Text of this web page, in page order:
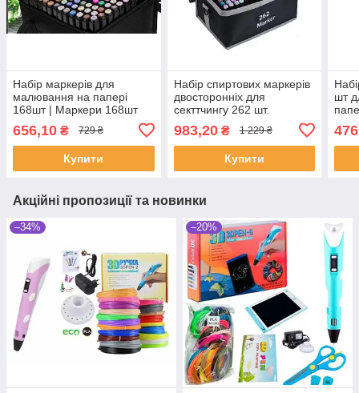
Набір маркерів для
малювання на папері
168шт | Маркери 168шт
656,10 ₴ 729 ₴
Купити
Набір спиртових маркерів
двосторонніх для
секттчингу 262 шт.
983,20₴ 1 229 ₴
Купити
шт
для
Акційні пропозиції та новинки
–34% –20%